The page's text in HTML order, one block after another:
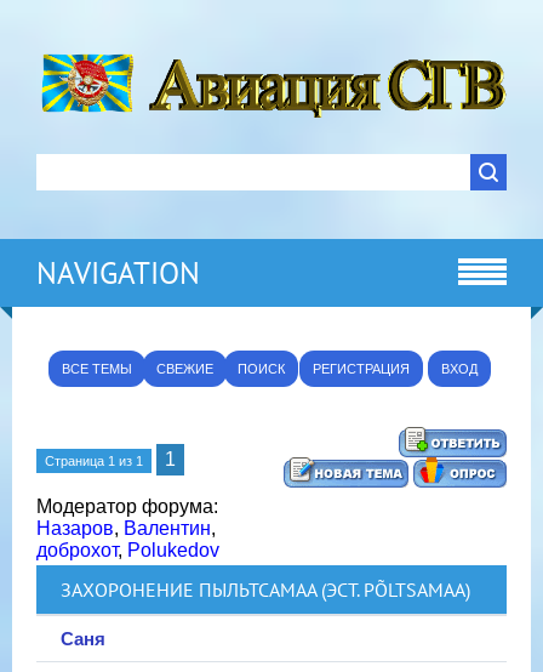
NAVIGATION
ВСЕ ТЕМЫ СВЕЖИЕ ПОИСК РЕГИСТРАЦИЯ ВХОД
Страница 1 из 1 1
Модератор форума:
Назаров, Валентин,
доброхот, Polukedov
ЗАХОРОНЕНИЕ ПЫЛЬТСАМАА (ЭСТ. PÕLTSAMAA)
Саня